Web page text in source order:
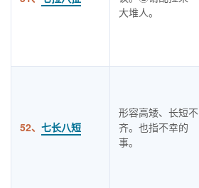
大堆人。
52、 七长八短
形容高矮、长短不
齐。也指不幸的
事。